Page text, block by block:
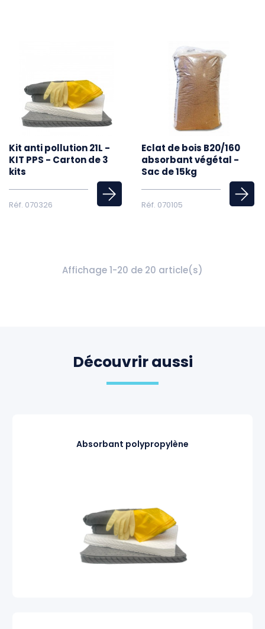
Kit anti pollution 21L -
KIT PPS - Carton de 3
kits
Réf. 070326
Eclat de bois B20/160
absorbant végétal -
Sac de 15kg
Réf. 070105
Affichage 1-20 de 20 article(s)
Découvrir aussi
Absorbant polypropylène